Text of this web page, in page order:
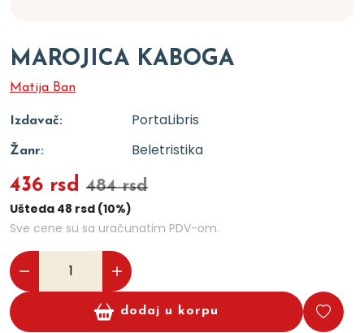
MAROJICA KABOGA
Matija Ban
Izdavač: PortaLibris
Žanr: Beletristika
436 rsd 484 rsd
Ušteda 48 rsd (10%)
Sve cene su sa uračunatim PDV-om.
dodaj u korpu